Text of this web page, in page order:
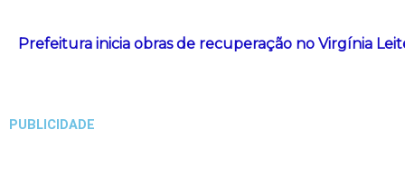
Prefeitura inicia obras de recuperação no Virgínia
PUBLICIDADE